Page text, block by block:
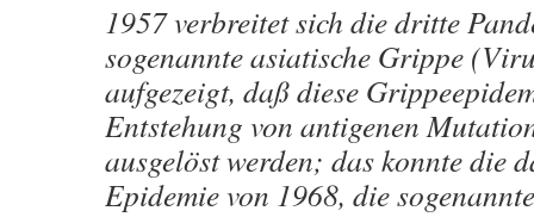
1957 verbreitet sich die dritte
sogenannte asiatische Grippe
aufgezeigt, daß diese
Entstehung von antigenen
ausgelöst werden; das konnte die
Epidemie von 1968, die